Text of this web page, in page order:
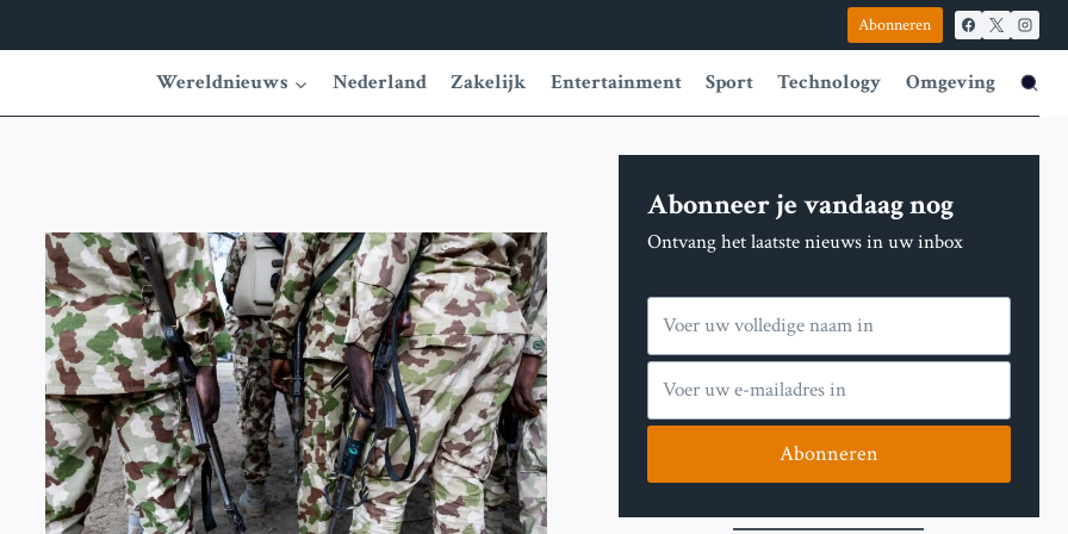
Abonneren
Wereldnieuws Nederland Zakelijk Entertainment Sport Technology Omgeving
Abonneer je vandaag nog
Ontvang het laatste nieuws in uw inbox
Abonneren